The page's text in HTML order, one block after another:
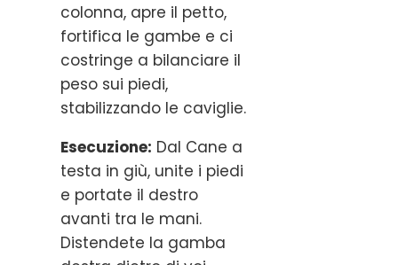
colonna, apre il petto,
fortifica le gambe e ci
costringe a bilanciare il
peso sui piedi,
stabilizzando le caviglie.
Esecuzione: Dal Cane a
testa in giù, unite i piedi
e portate il destro
avanti tra le mani.
Distendete la gamba